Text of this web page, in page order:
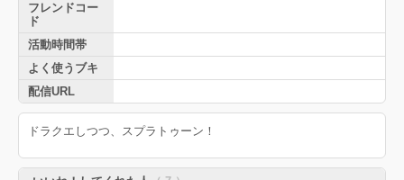
フレンドコー
ド
活動時間帯
よく使うブキ
配信URL
ドラクエしつつ、スプラトゥーン！